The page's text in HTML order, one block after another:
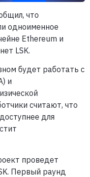
что
одноименное
Ethereum и
LSK.
будет работать с
и
считают, что
для
проведет
Первый раунд